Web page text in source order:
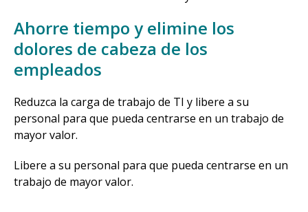
Ahorre tiempo y elimine los
dolores de cabeza de los
empleados
Reduzca la carga de trabajo de TI y libere a su
personal para que pueda centrarse en un trabajo de
mayor valor.
Libere a su personal para que pueda centrarse en un
trabajo de mayor valor.